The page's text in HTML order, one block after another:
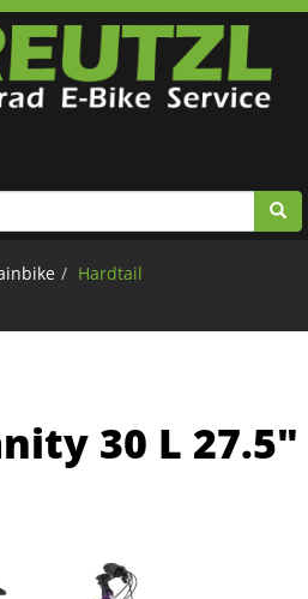
Hardtail
30 L 27.5"